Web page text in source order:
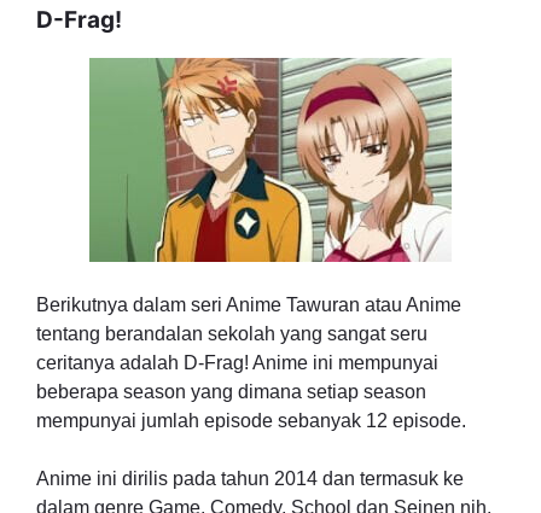
D-Frag!
Berikutnya dalam seri Anime Tawuran atau Anime
tentang berandalan sekolah yang sangat seru
ceritanya adalah D-Frag! Anime ini mempunyai
beberapa season yang dimana setiap season
mempunyai jumlah episode sebanyak 12 episode.
Anime ini dirilis pada tahun 2014 dan termasuk ke
dalam genre Game, Comedy, School dan Seinen nih.